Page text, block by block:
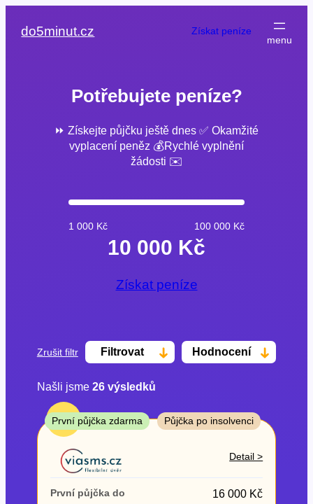
do5minut.cz Získat peníze
Potřebujete peníze?
⏩ Získejte půjčku ještě dnes ✅ Okamžité
vyplacení peněz 💰Rychlé vyplnění
žádosti ✉️
1 000 Kč 100 000 Kč
10 000 Kč
Získat peníze
Zrušit filtr Filtrovat Hodnocení
Cena
Od
První půjčka zdarma
Našli jsme 26výsledků
TOP
První půjčka zdarma Půjčka po insolvenci
Detail >
První půjčka do 16 000 Kč